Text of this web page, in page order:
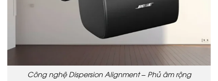
Công nghệ Dispersion Alignment – Phủ âm rộng